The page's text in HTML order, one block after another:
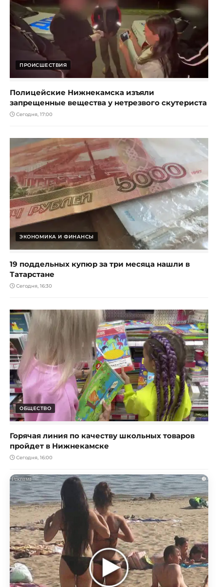
ПРОИСШЕСТВИЯ
Полицейские Нижнекамска изъяли
запрещенные вещества у нетрезвого скутериста
Сегодня, 17:00
ЭКОНОМИКА И ФИНАНСЫ
19 поддельных купюр за три месяца нашли в
Татарстане
Сегодня, 16:30
ОБЩЕСТВО
Горячая линия по качеству школьных товаров
пройдет в Нижнекамске
Сегодня, 16:00
i